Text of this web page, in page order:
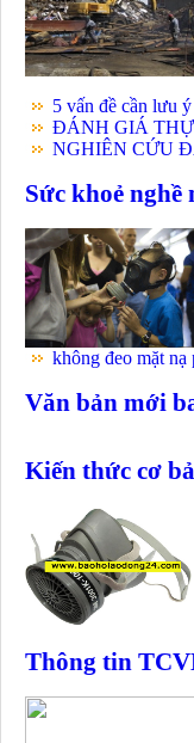
5 vấn đề cần lưu
ĐÁNH GIÁ
NGHIÊN CỨU
Sức khoẻ nghề
không đeo mặt nạ
Văn bản mới
Kiến thức cơ
Thông tin